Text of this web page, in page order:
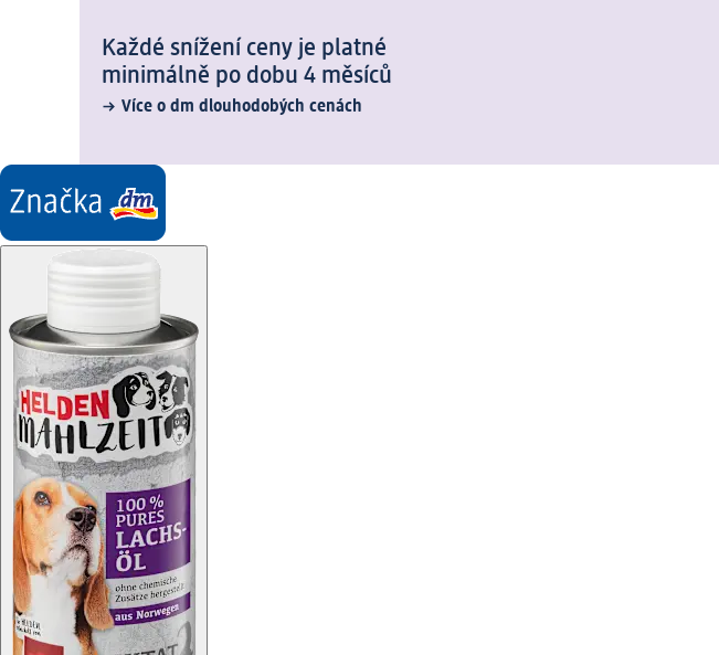
Každé snížení ceny je platné
minimálně po dobu 4 měsíců
Více o dm dlouhodobých cenách